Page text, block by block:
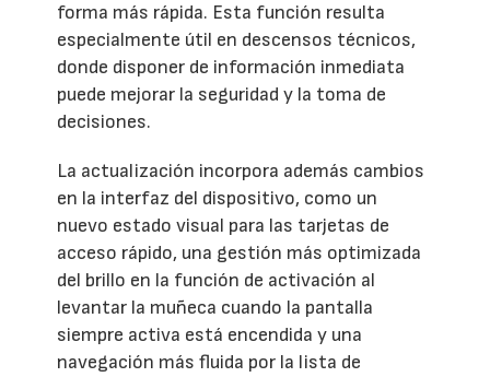
forma más rápida. Esta función resulta
especialmente útil en descensos técnicos,
donde disponer de información inmediata
puede mejorar la seguridad y la toma de
decisiones.
La actualización incorpora además cambios
en la interfaz del dispositivo, como un
nuevo estado visual para las tarjetas de
acceso rápido, una gestión más optimizada
del brillo en la función de activación al
levantar la muñeca cuando la pantalla
siempre activa está encendida y una
navegación más fluida por la lista de